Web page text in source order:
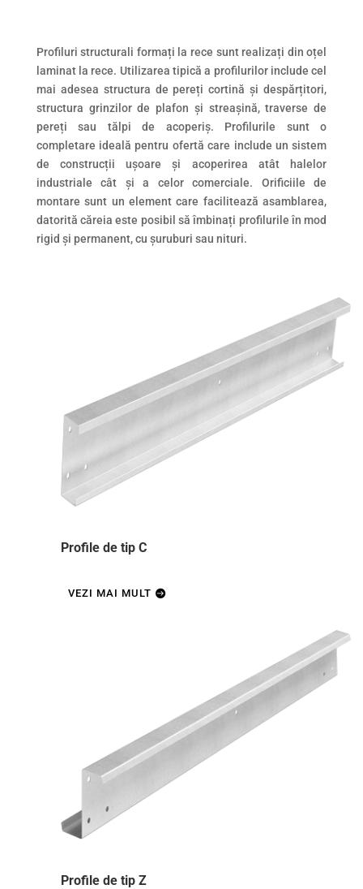
Profiluri structurali formați la rece sunt realizați din oțel
laminat la rece. Utilizarea tipică a profilurilor include cel
mai adesea structura de pereți cortină și despărțitori,
structura grinzilor de plafon și streașină, traverse de
pereți sau tălpi de acoperiș. Profilurile sunt o
completare ideală pentru ofertă care include un sistem
de construcții ușoare și acoperirea atât halelor
industriale cât și a celor comerciale. Orificiile de
montare sunt un element care facilitează asamblarea,
datorită căreia este posibil să îmbinați profilurile în mod
rigid și permanent, cu șuruburi sau nituri.
Profile de tip C
VEZI MAI MULT
Profile de tip Z